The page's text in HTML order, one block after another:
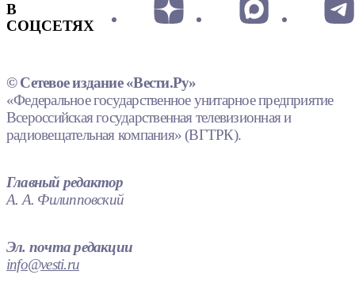
В
СОЦСЕТЯХ
© Сетевое издание «Вести.Ру»
«Федеральное государственное унитарное предприятие
Всероссийская государственная телевизионная и
радиовещательная компания» (ВГТРК).
Главный редактор
А. А. Филипповский
Эл. почта редакции
info@vesti.ru